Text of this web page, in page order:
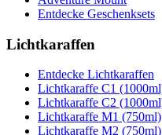
Entdecke Geschenksets
Lichtkaraffen
Entdecke Lichtkaraffen
Lichtkaraffe C1
Lichtkaraffe C2
Lichtkaraffe M1 (750ml)
Lichtkaraffe M2 (750ml)